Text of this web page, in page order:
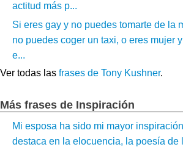
actitud más p...
Si eres gay y no puedes tomarte de la
no puedes coger un taxi, o eres mujer
e...
Ver todas las frases de Tony Kushner.
Más frases de Inspiración
Mi esposa ha sido mi mayor
destaca en la elocuencia, la poesía de